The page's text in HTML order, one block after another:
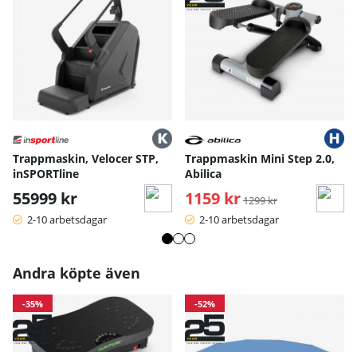
Material och byggkvalitet:
Tillverkad i stål och slitstarka komponenter, vilket ger en
hållbar konstruktion anpassad för regelbunden
användning.
Mått och specifikationer:
Drivsystem: Manuellt
Motstånd: Justerbart
Trappmaskin, Velocer STP,
inSPORTline
55999 kr
2-10 arbetsdagar
Trappmaskin Mini Step 2.0,
Abilica
1159 kr Ordinarie pris:
1299 kr
2-10 arbetsdagar
Andra köpte även
-35% -52%